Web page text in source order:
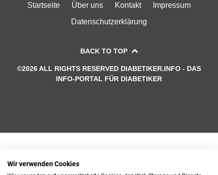
Startseite Über uns Kontakt
Impressum
Datenschutzerklärung
BACK TO TOP
©2026 ALL RIGHTS RESERVED DIABETIKER.INFO - DAS
INFO-PORTAL FÜR DIABETIKER
Wir verwenden Cookies